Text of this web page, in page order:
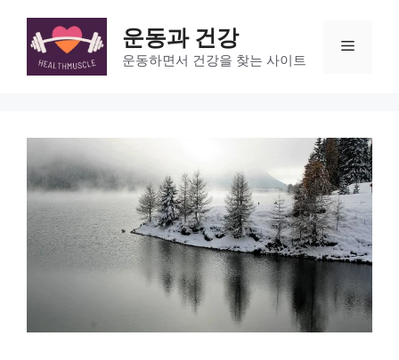
content
운동과 건강
운동하면서 건강을 찾는 사이트
Menu